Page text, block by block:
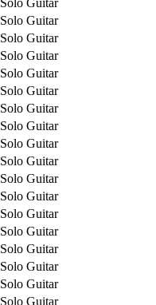
Solo Guitar
Solo Guitar
Solo Guitar
Solo Guitar
Solo Guitar
Solo Guitar
Solo Guitar
Solo Guitar
Solo Guitar
Solo Guitar
Solo Guitar
Solo Guitar
Solo Guitar
Solo Guitar
Solo Guitar
Solo Guitar
Solo Guitar